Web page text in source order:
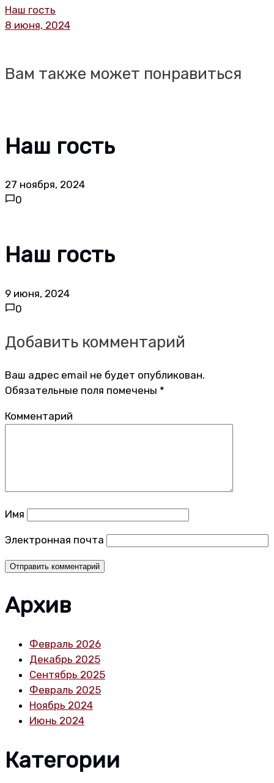
Наш гость
8 июня, 2024
Вам также может понравиться
Наш гость
27 ноября, 2024
0
Наш гость
9 июня, 2024
0
Добавить комментарий
Ваш адрес email не будет опубликован.
Обязательные поля помечены *
Комментарий
Имя
Электронная почта
Архив
Февраль 2026
Декабрь 2025
Сентябрь 2025
Февраль 2025
Ноябрь 2024
Июнь 2024
Категории